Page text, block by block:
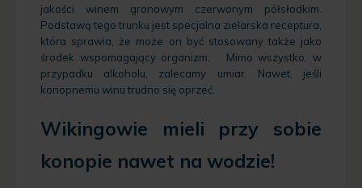
jakości winem gronowym czerwonym półsłodkim.
Podstawą tego trunku jest specjalna zielarska receptura,
która sprawia, że może on być stosowany także jako
środek wspomagający organizm.
Mimo wszystko, w
przypadku alkoholu, zalecamy umiar. Nawet, jeśli
konopnemu winu trudno się oprzeć.
Wikingowie mieli przy sobie
konopie nawet na wodzie!